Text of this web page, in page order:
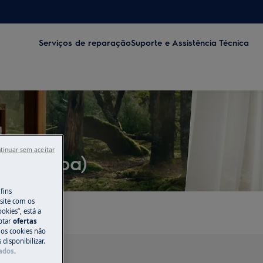
Serviços de reparaçãoSuporte e Assistência Técnica
roupa)
com os
está a
ofertas
cookies não
disponibilizar.
.
sem aceitar